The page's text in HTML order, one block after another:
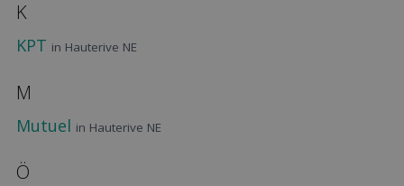
K
KPT in Hauterive NE
M
Mutuel in Hauterive NE
Ö